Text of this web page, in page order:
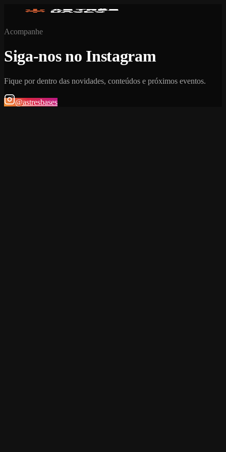
Acompanhe
Siga-nos no Instagram
Fique por dentro das novidades, conteúdos e próximos eventos.
@astresbases